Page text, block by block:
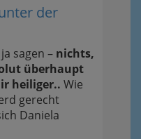
der
sagen – nichts,
überhaupt
heiliger.. Wie
gerecht
Daniela